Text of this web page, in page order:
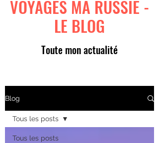
VOYAGES MA RUSSIE -
LE BLOG
Toute mon actualité
Blog
Tous les posts
Tous les posts